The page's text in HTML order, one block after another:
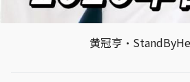
黄冠亨